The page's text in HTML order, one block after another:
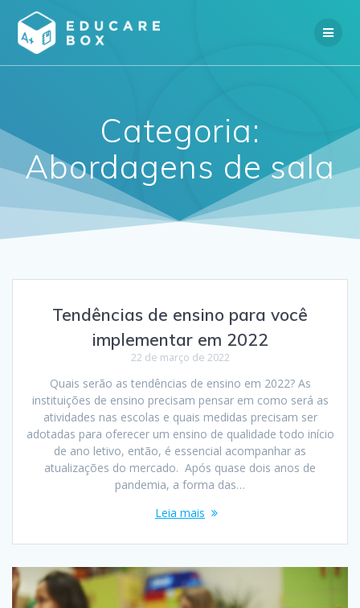
Categoria:
Abordagens de sala
Tendências de ensino para você
implementar em 2022
22 de março de 2022
Quais serão as tendências de ensino em 2022? As
instituições de ensino precisam pensar em como será as
atividades nas escolas e quais medidas precisam ser
adotadas para oferecer um ensino de qualidade todo início
de ano letivo, então, é essencial acompanhar as
atualizações do mercado. Após quase dois anos de
pandemia, a forma das…
Leia mais